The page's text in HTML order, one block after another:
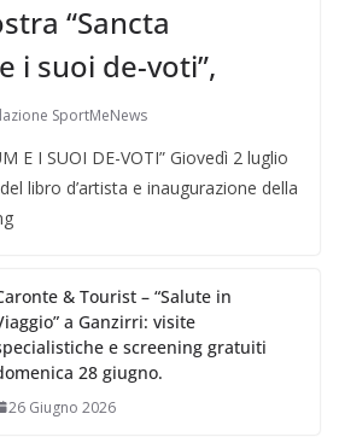
“Sancta
i suoi de-voti”,
SportMeNews
E I SUOI DE-VOTI” Giovedì 2 luglio
libro d’artista e inaugurazione della
& Tourist – “Salute in
a Ganzirri: visite
e screening gratuiti
28 giugno.
26 Giugno 2026